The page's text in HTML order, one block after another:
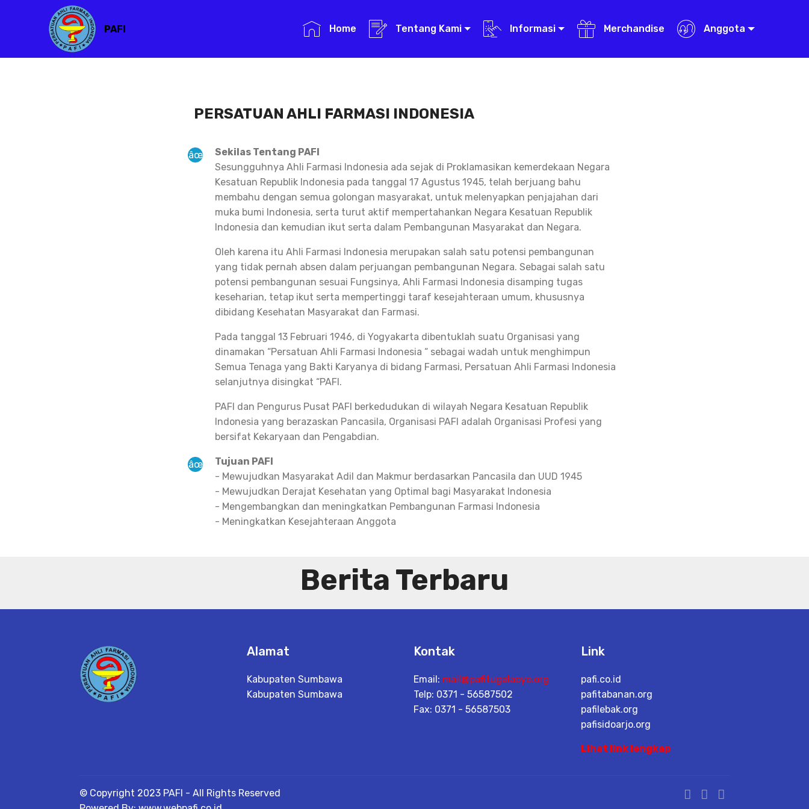
PAFI Home Tentang Kami Informasi Merchandise Anggota
PERSATUAN AHLI FARMASI INDONESIA
Sekilas Tentang PAFI
Sesungguhnya Ahli Farmasi Indonesia ada sejak di Proklamasikan kemerdekaan Negara
Kesatuan Republik Indonesia pada tanggal 17 Agustus 1945, telah berjuang bahu
membahu dengan semua golongan masyarakat, untuk melenyapkan penjajahan dari
muka bumi Indonesia, serta turut aktif mempertahankan Negara Kesatuan Republik
Indonesia dan kemudian ikut serta dalam Pembangunan Masyarakat dan Negara.
Oleh karena itu Ahli Farmasi Indonesia merupakan salah satu potensi pembangunan
yang tidak pernah absen dalam perjuangan pembangunan Negara. Sebagai salah satu
potensi pembangunan sesuai Fungsinya, Ahli Farmasi Indonesia disamping tugas
keseharian, tetap ikut serta mempertinggi taraf kesejahteraan umum, khususnya
dibidang Kesehatan Masyarakat dan Farmasi.
Pada tanggal 13 Februari 1946, di Yogyakarta dibentuklah suatu Organisasi yang
dinamakan “Persatuan Ahli Farmasi Indonesia “ sebagai wadah untuk menghimpun
Semua Tenaga yang Bakti Karyanya di bidang Farmasi, Persatuan Ahli Farmasi Indonesia
selanjutnya disingkat “PAFI.
PAFI dan Pengurus Pusat PAFI berkedudukan di wilayah Negara Kesatuan Republik
Indonesia yang berazaskan Pancasila, Organisasi PAFI adalah Organisasi Profesi yang
bersifat Kekaryaan dan Pengabdian.
Tujuan PAFI
- Mewujudkan Masyarakat Adil dan Makmur berdasarkan Pancasila dan UUD 1945
- Mewujudkan Derajat Kesehatan yang Optimal bagi Masyarakat Indonesia
- Mengembangkan dan meningkatkan Pembangunan Farmasi Indonesia
- Meningkatkan Kesejahteraan Anggota
Berita Terbaru
Alamat
Kabupaten Sumbawa
Kabupaten Sumbawa
Kontak
Email: mail@pafitugalaoyo.org
Telp: 0371 - 56587502
Fax: 0371 - 56587503
Link
pafi.co.id
pafitabanan.org
pafilebak.org
pafisidoarjo.org
Lihat link lengkap
© Copyright 2023 PAFI - All Rights Reserved